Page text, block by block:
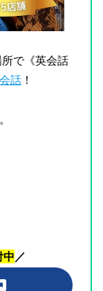
で《英会話
話 ！
中／